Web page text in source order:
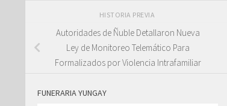
HISTORIA PREVIA
Autoridades de Ñuble Detallaron Nueva
Ley de Monitoreo Telemático Para
Formalizados por Violencia Intrafamiliar
FUNERARIA YUNGAY